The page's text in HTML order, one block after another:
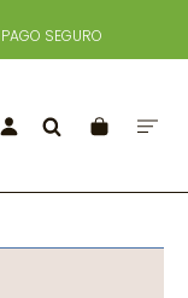
SEGURO